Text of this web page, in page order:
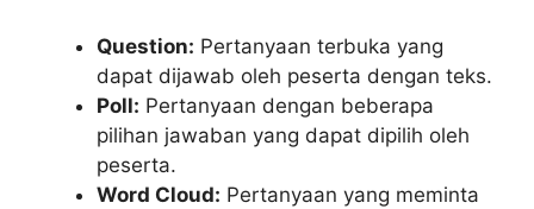
Question: Pertanyaan terbuka yang
dapat dijawab oleh peserta dengan teks.
Poll: Pertanyaan dengan beberapa
pilihan jawaban yang dapat dipilih oleh
peserta.
Word Cloud: Pertanyaan yang meminta